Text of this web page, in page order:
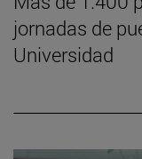
jornadas de
Universidad